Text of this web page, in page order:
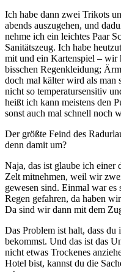
Ich habe dann zwei Trikots
abends auszugehen, und
nehme ich ein leichtes Paar
Sanitätszeug. Ich habe
mit und ein Kartenspiel – wir
bisschen Regenkleidung;
doch mal kälter wird als man
nicht so temperatursensitiv
heißt ich kann meistens den
sonst auch mal schnell noch
Der größte Feind des
denn damit um?
Naja, das ist glaube ich einer
Zelt mitnehmen, weil wir
gewesen sind. Einmal war
Regen gefahren, da haben
Da sind wir dann mit dem
Das Problem ist halt, dass
bekommst. Und das ist das
nicht etwas Trockenes
Hotel bist, kannst du die